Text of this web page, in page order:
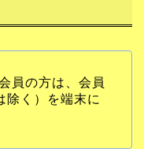
員の方は、会員
除く）を端末に